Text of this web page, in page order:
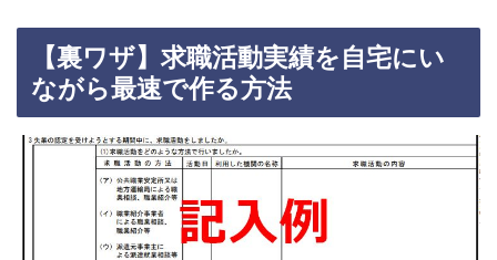
【裏ワザ】求職活動実績を自宅にい
ながら最速で作る方法